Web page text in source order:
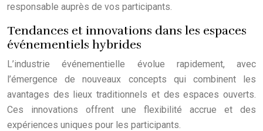
responsable auprès de vos participants.
Tendances et innovations dans les espaces
événementiels hybrides
L’industrie événementielle évolue rapidement, avec
l’émergence de nouveaux concepts qui combinent les
avantages des lieux traditionnels et des espaces ouverts.
Ces innovations offrent une flexibilité accrue et des
expériences uniques pour les participants.